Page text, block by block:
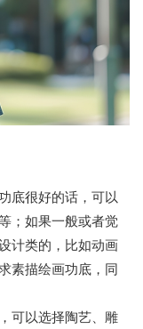
底很好的话，可以
；如果一般或者觉
计类的，比如动画
素描绘画功底，同
可以选择陶艺、雕